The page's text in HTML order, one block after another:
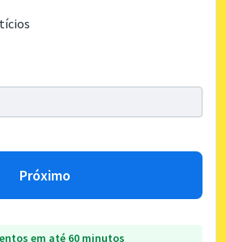
Próximo
em até 60 minutos